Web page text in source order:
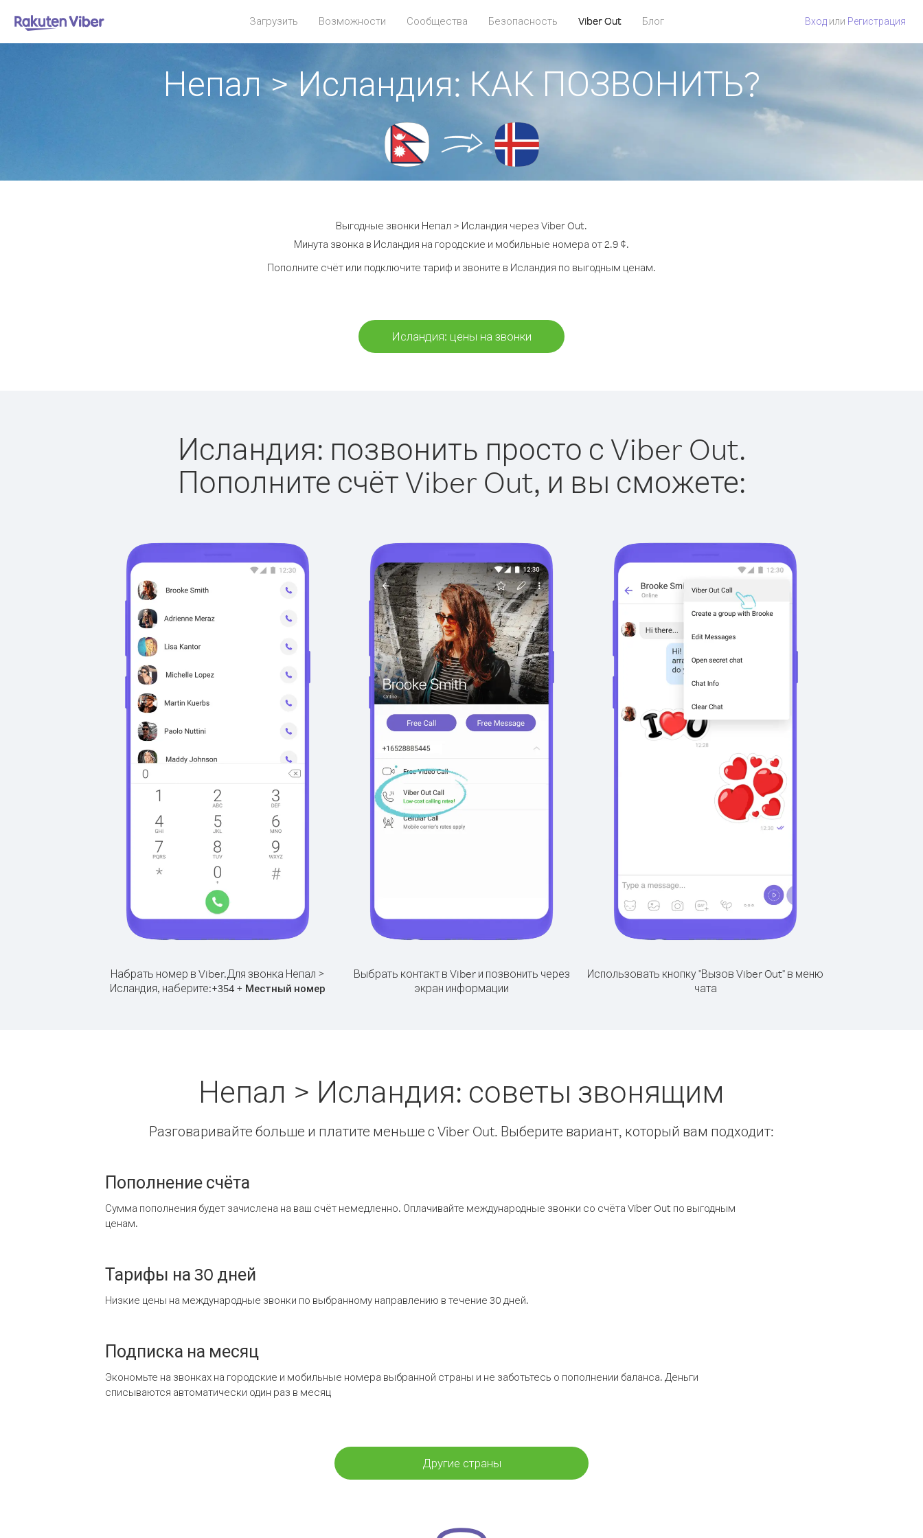
Загрузить Возможности Сообщества Безопасность Viber Out Блог Вход или Регистрация
Непал > Исландия: КАК ПОЗВОНИТЬ?
Выгодные звонки Непал > Исландия через Viber Out.
Минута звонка в Исландия на городские и мобильные номера от 2.9 ¢.
Пополните счёт или подключите тариф и звоните в Исландия по выгодным ценам.
Исландия: цены на звонки
Исландия: позвонить просто с Viber Out.
Пополните счёт Viber Out, и вы сможете:
Набрать номер в Viber.Для звонка Непал >
Исландия, наберите:+354 + Местный номер
Выбрать контакт в Viber и позвонить через
экран информации
Использовать кнопку "Вызов Viber Out" в меню
чата
Непал > Исландия: советы звонящим
Разговаривайте больше и платите меньше с Viber Out. Выберите вариант, который вам подходит:
Пополнение счёта
Сумма пополнения будет зачислена на ваш счёт немедленно. Оплачивайте международные звонки со счёта Viber Out по выгодным
ценам.
Тарифы на 30 дней
Низкие цены на международные звонки по выбранному направлению в течение 30 дней.
Подписка на месяц
Экономьте на звонках на городские и мобильные номера выбранной страны и не заботьтесь о пополнении баланса. Деньги
списываются автоматически один раз в месяц
Другие страны